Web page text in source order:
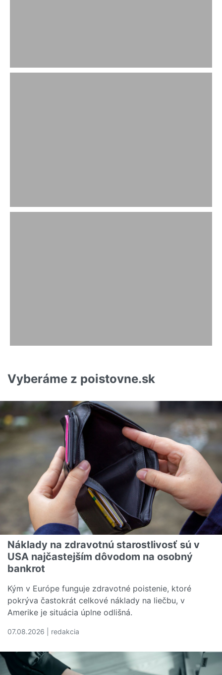
Vyberáme z poistovne.sk
Náklady na zdravotnú starostlivosť sú v
USA najčastejším dôvodom na osobný
bankrot
Kým v Európe funguje zdravotné poistenie, ktoré
pokrýva častokrát celkové náklady na liečbu, v
Amerike je situácia úplne odlišná.
07.08.2026 | redakcia